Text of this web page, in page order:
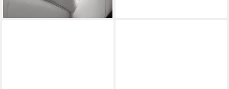
lieferbar - in 2-3 Werktagen bei dir